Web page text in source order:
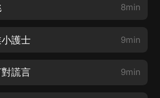
8min
護士 9min
謊言 9min